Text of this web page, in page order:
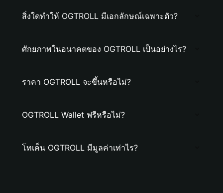
สิ่งใดทำให้ OGTROLL มีเอกลักษณ์เฉพาะตัว?
ศักยภาพในอนาคตของ OGTROLL เป็นอย่างไร?
ราคา OGTROLL จะขึ้นหรือไม่?
OGTROLL Wallet ฟรีหรือไม่?
โทเค็น OGTROLL มีมูลค่าเท่าไร?